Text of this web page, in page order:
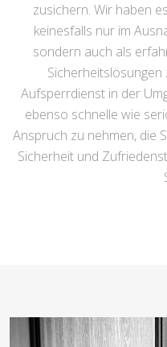
zusichern. Wir haben
keinesfalls nur im
sondern auch als
Sicherheitslösungen
Aufsperrdienst in der
ebenso schnelle wie
Anspruch zu nehmen, die
Sicherheit und